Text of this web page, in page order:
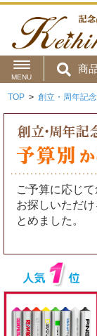
MENU
商
用途から
商品カテゴリ
価格帯から
TOP > 創立・周年記
ご予算に応じ
お探しいただ
とめました。